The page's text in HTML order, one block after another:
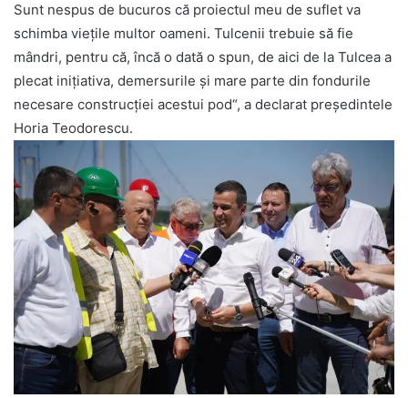
Sunt nespus de bucuros că proiectul meu de suflet va
schimba viețile multor oameni. Tulcenii trebuie să fie
mândri, pentru că, încă o dată o spun, de aici de la Tulcea a
plecat inițiativa, demersurile și mare parte din fondurile
necesare construcției acestui pod“, a declarat președintele
Horia Teodorescu.